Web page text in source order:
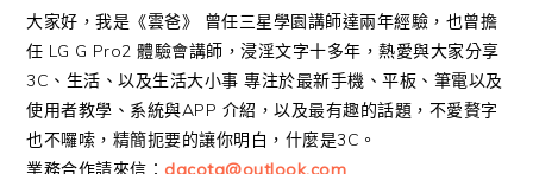
大家好，我是《雲爸》 曾任三星學園講師達兩年經驗，也曾擔
任 LG G Pro2 體驗會講師，浸淫文字十多年，熱愛與大家分享
3C、生活、以及生活大小事 專注於最新手機、平板、筆電以及
使用者教學、系統與APP 介紹，以及最有趣的話題，不愛贅字
也不囉嗦，精簡扼要的讓你明白，什麼是3C。
業務合作請來信： dacota@outlook.com